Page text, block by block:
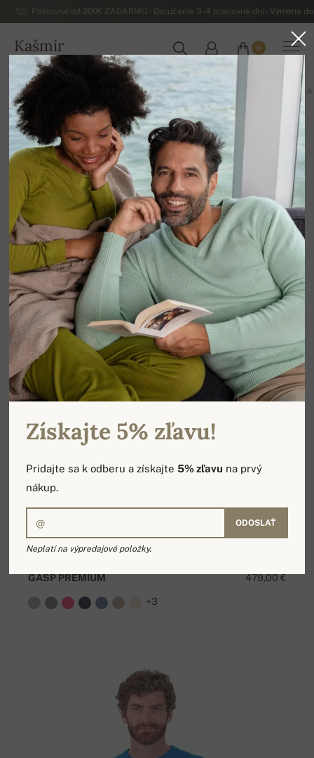
Poštovné od 200€ ZADARMO - Doručenie 3-4 pracovné dni - Výmena
Kašmír
SLOVENSKO
0
Pánske svetre
12 Zoradiť Filter
VŠETKO EXKLUZÍVNA 2026 ZÁKLADNÁ KOLEKCIA
479,00 €
GASP PREMIUM
+3
Získajte 5% zľavu!
Pridajte sa k odberu a získajte5% zľavu na prvý
nákup.
ODOSLAŤ
Neplatí na výpredajové položky.